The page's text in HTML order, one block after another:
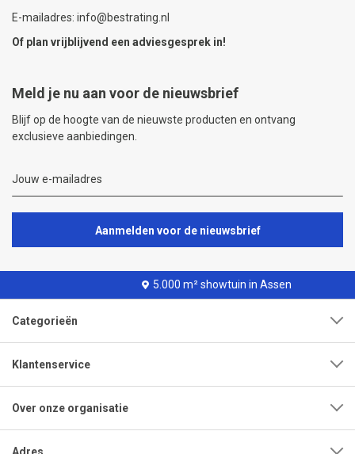
E-mailadres: info@bestrating.nl
Of plan vrijblijvend een adviesgesprek in!
Meld je nu aan voor de nieuwsbrief
Blijf op de hoogte van de nieuwste producten en ontvang
exclusieve aanbiedingen.
Aanmelden voor de nieuwsbrief
5.000 m² showtuin in Assen
Categorieën
Klantenservice
Over onze organisatie